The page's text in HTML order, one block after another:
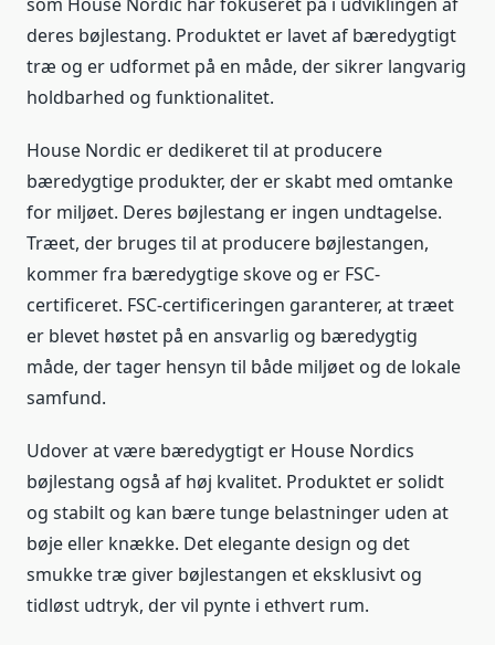
deres bøjlestang. Produktet er lavet af bæredygtigt
træ og er udformet på en måde, der sikrer langvarig
holdbarhed og funktionalitet.
House Nordic er dedikeret til at producere
bæredygtige produkter, der er skabt med omtanke
for miljøet. Deres bøjlestang er ingen undtagelse.
Træet, der bruges til at producere bøjlestangen,
kommer fra bæredygtige skove og er FSC-
certificeret. FSC-certificeringen garanterer, at træet
er blevet høstet på en ansvarlig og bæredygtig
måde, der tager hensyn til både miljøet og de lokale
samfund.
Udover at være bæredygtigt er House Nordics
bøjlestang også af høj kvalitet. Produktet er solidt
og stabilt og kan bære tunge belastninger uden at
bøje eller knække. Det elegante design og det
smukke træ giver bøjlestangen et eksklusivt og
tidløst udtryk, der vil pynte i ethvert rum.